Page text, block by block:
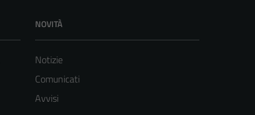
NOVITÀ
Notizie
Comunicati
Avvisi